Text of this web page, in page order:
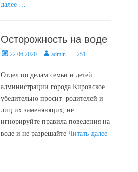
далее …
Осторожность на воде
Posted22.06.2020 Authoradmin 251
Отдел по делам семьи и детей
администрации города Кировское
убедительно просит родителей и
лиц их заменяющих, не
игнорируйте правила поведения на
воде и не разрешайтеЧитать далее
…